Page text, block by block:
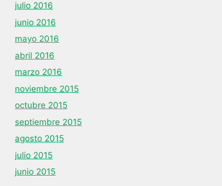
julio 2016
junio 2016
mayo 2016
abril 2016
marzo 2016
noviembre 2015
octubre 2015
septiembre 2015
agosto 2015
julio 2015
junio 2015